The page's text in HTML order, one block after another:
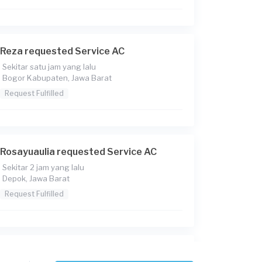
Reza requested Service AC
Sekitar satu jam yang lalu
Bogor Kabupaten, Jawa Barat
Request Fulfilled
Rosayuaulia requested Service AC
Sekitar 2 jam yang lalu
Depok, Jawa Barat
Request Fulfilled